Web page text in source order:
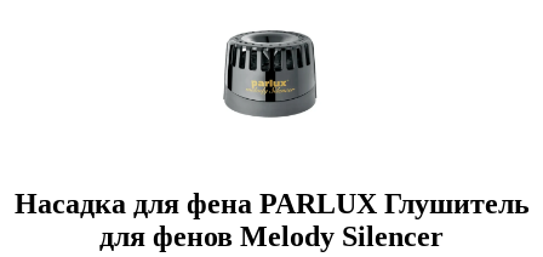
Насадка для фена PARLUX Глушитель
для фенов Melody Silencer